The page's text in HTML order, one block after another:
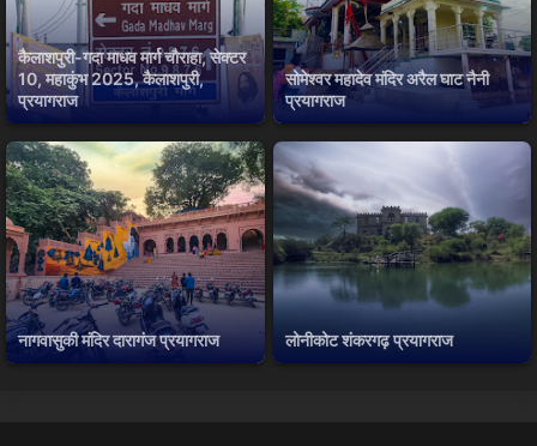
कैलाशपुरी-गदा माधव मार्ग चौराहा, सेक्टर
10, महाकुंभ 2025, कैलाशपुरी,
प्रयागराज
सोमेश्वर महादेव मंदिर अरैल घाट नैनी
प्रयागराज
नागवासुकी मंदिर दारागंज प्रयागराज लोनीकोट शंकरगढ़ प्रयागराज